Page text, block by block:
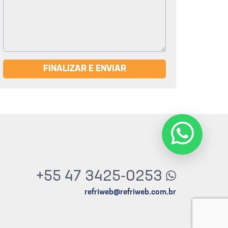
FINALIZAR E ENVIAR
+55 47 3425-0253
refriweb@refriweb.com.br